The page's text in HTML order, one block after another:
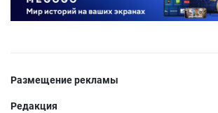
Размещение рекламы
Редакция